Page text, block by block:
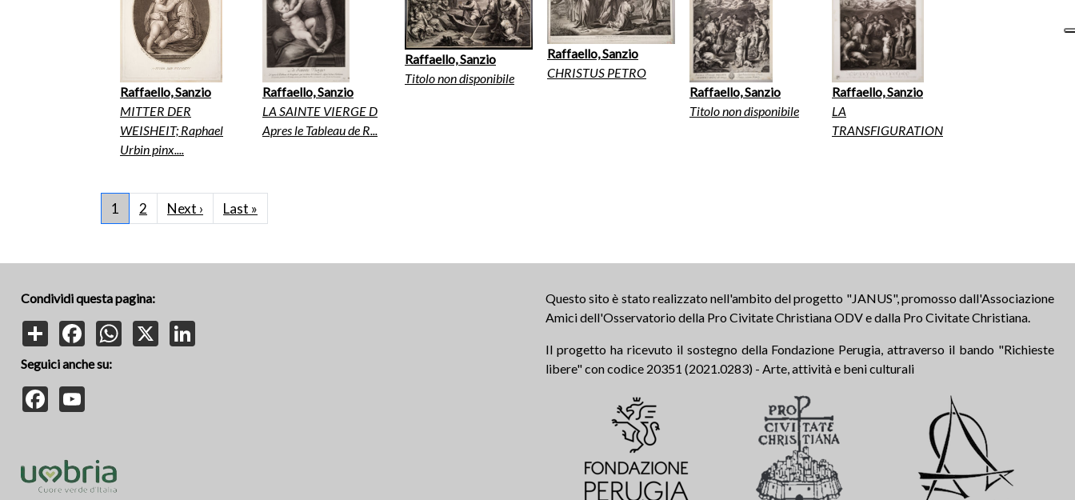
Raffaello, Sanzio
MITTER DER
WEISHEIT; Raphael
Urbin pinx....
Raffaello, Sanzio
LA SAINTE VIERGE D
Apres le Tableau de R...
Raffaello, Sanzio
Titolo non disponibile
Raffaello, Sanzio
CHRISTUS PETRO
Raffaello, Sanzio
Titolo non disponibile
Raffaello, Sanzio
LA
TRANSFIGURATION
1 2 Next › Pagina successiva
Last »
Condividi questa pagina:
Share
FacebookWhatsApp
Seguici anche su:
Facebook
Questo sito è stato realizzato nell'ambito del progetto "JANUS", promosso dall'Associazione
Amici dell'Osservatorio della Pro Civitate Christiana ODV e dalla Pro Civitate Christiana.
Il progetto ha ricevuto il sostegno della Fondazione Perugia, attraverso il bando "Richieste
libere" con codice 20351 (2021.0283) - Arte, attività e beni culturali